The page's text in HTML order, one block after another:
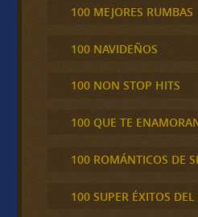
100 MEJORES RUMBAS
100 NAVIDEÑOS
100 NON STOP HITS
100 QUE TE
100 ROMÁNTICOS DE
100 SUPER ÉXITOS